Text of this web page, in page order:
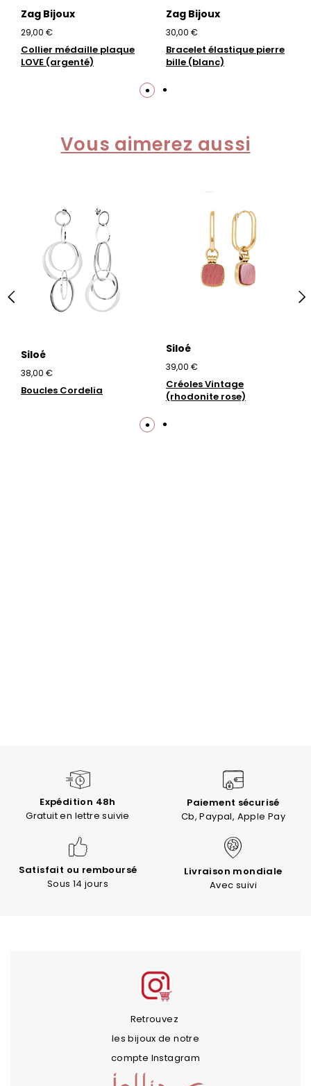
Zag Bijoux
29,00 €
Collier médaille plaque
LOVE (argenté)
Zag Bijoux
30,00 €
Bracelet élastique pierre
bille (blanc)
Vous aimerez aussi
Siloé
38,00 €
Boucles Cordelia
Siloé
39,00 €
Créoles Vintage
(rhodonite rose)
Expédition 48h
Gratuit en lettre suivie
Paiement sécurisé
Cb, Paypal, Apple Pay
Satisfait ou remboursé
Sous 14 jours
Livraison mondiale
Avec suivi
Retrouvez
les bijoux de notre
compte Instagram